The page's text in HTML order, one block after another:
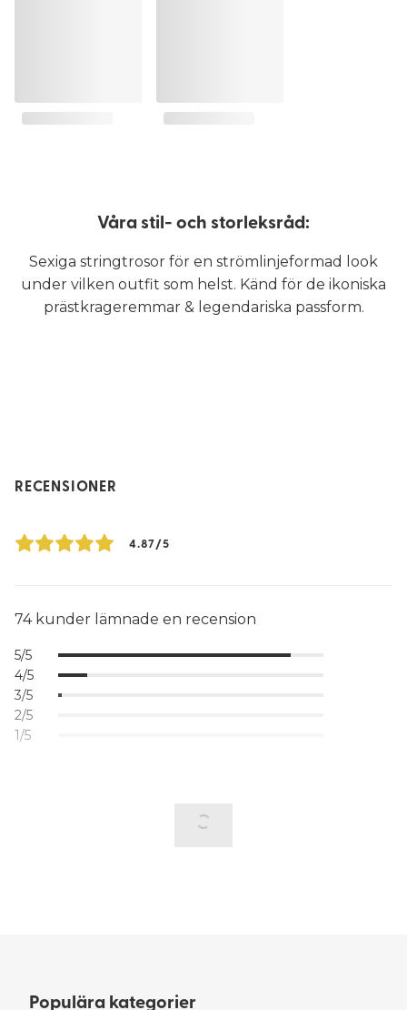
Våra stil- och storleksråd:
Sexiga stringtrosor för en strömlinjeformad look
under vilken outfit som helst. Känd för de ikoniska
prästkrageremmar & legendariska passform.
RECENSIONER
4.87/5
74 kunder lämnade en recension
5/5
4/5
3/5
2/5
1/5
Populära kategorier